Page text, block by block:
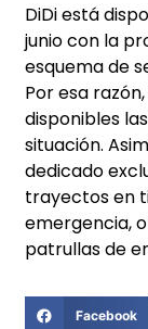
DiDi está
junio con la
esquema de
Por esa
disponibles
situación.
dedicado
trayectos en
emergencia,
patrullas de
COMPARTIR
Facebook